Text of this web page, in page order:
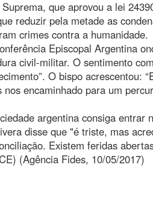
que aprovou a lei
reduzir pela metade as
crimes contra a humanidade.
Episcopal Argentina
civil-militar. O sentimento
O bispo acrescentou:
encaminhado para um
argentina consiga entrar
disse que "é triste, mas
Existem feridas
(Agência Fides, 10/05/2017)